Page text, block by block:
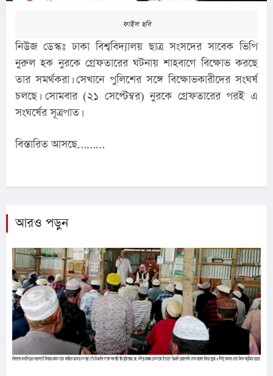
ফাইল ছবি
নিউজ ডেস্কঃ ঢাকা বিশ্ববিদ্যালয় ছাত্র সংসদের সাবেক ভিপি
নুরুল হক নুরকে গ্রেফতারের ঘটনায় শাহবাগে বিক্ষোভ করছে
তার সমর্থকরা। সেখানে পুলিশের সঙ্গে বিক্ষোভকারীদের সংঘর্ষ
চলছে। সোমবার (২১ সেপ্টেম্বর) নুরকে গ্রেফতারের পরই এ
সংঘর্ষের সূত্রপাত।
বিস্তারিত আসছে………
আরও পড়ুন